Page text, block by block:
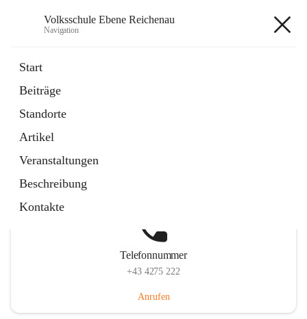
Volksschule Ebene Reichenau
Navigation
Start
Beiträge
Standorte
Artikel
Veranstaltungen
Beschreibung
Kontakte
Telefonnummer
+43 4275 222
Anrufen